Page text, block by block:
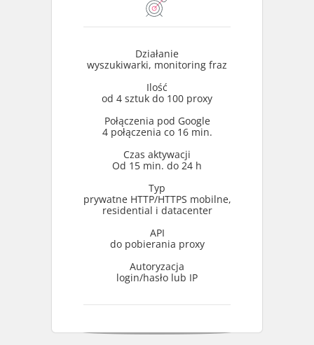
Działanie
wyszukiwarki, monitoring fraz
Ilość
od 4 sztuk do 100 proxy
Połączenia pod Google
4 połączenia co 16 min.
Czas aktywacji
Od 15 min. do 24 h
Typ
prywatne HTTP/HTTPS mobilne,
residential i datacenter
API
do pobierania proxy
Autoryzacja
login/hasło lub IP